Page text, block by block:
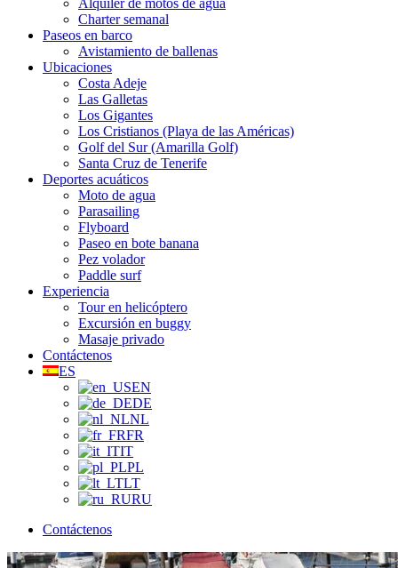
Alquiler de motos de agua
Charter semanal
Paseos en barco
Avistamiento de ballenas
Ubicaciones
Costa Adeje
Las Galletas
Los Gigantes
Los Cristianos (Playa de las Américas)
Golf del Sur (Amarilla Golf)
Santa Cruz de Tenerife
Deportes acuáticos
Moto de agua
Parasailing
Flyboard
Paseo en bote banana
Pez volador
Paddle surf
Experiencia
Tour en helicóptero
Excursión en buggy
Masaje privado
Contáctenos
ES
EN
DE
NL
FR
IT
PL
LT
RU
Contáctenos